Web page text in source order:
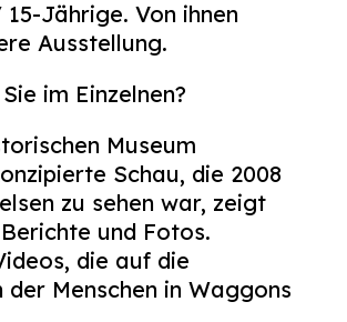
Jährige. Von ihnen
Ausstellung.
im Einzelnen?
Museum
Schau, die 2008
zu sehen war, zeigt
und Fotos.
die auf die
Menschen in Waggons